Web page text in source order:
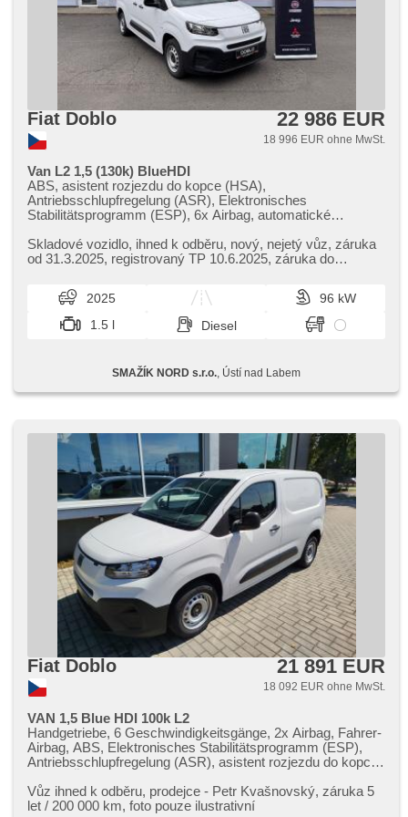
Fiat Doblo 22 986 EUR
18 996 EUR ohne MwSt.
Van L2 1,5 (130k) BlueHDI
ABS, asistent rozjezdu do kopce (HSA),
Antriebsschlupfregelung (ASR), Elektronisches
Stabilitätsprogramm (ESP), 6x Airbag, automatické
Funkfernbedienung, Zentralverriegelung, täglich Leuchten,
digitální přístrojový štít, Lenkrad einstellbar, El.
Wegfahrsperre, Klimaanlage, 6 Geschwindigkeitsgänge,
Handgetriebe, Notbremsung (PEBS), Bordcomputer,
Servolenkung, Außenthermometer, USB, Lichtsensor,
Reifendrucksensor, Uhr Spur, Tempomat, Android Auto,
Skladové vozidlo,​ ihned k odběru,​ nový,​ nejetý vůz,​ záruka
od 31.3.2025,​ registrovaný TP 10.6.2025,​ záruka do
2025
96 kW
1.5 l
Diesel
SMAŽÍK NORD s.r.o. , Ústí nad Labem
Fiat Doblo 21 891 EUR
18 092 EUR ohne MwSt.
VAN 1,5 Blue HDI 100k L2
Handgetriebe, 6 Geschwindigkeitsgänge, 2x Airbag, Fahrer-
Airbag, ABS, Elektronisches Stabilitätsprogramm (ESP),
Antriebsschlupfregelung (ASR), asistent rozjezdu do kopce
Servolenkung, Klimaanlage, Tempomat, täglich Leuchten,
erfüllt 'EURO VI', Bordcomputer, digitální přístrojový štít,
Vůz ihned k odběru,​ prodejce ​- Petr Kvašnovský,​ záruka 5
let / 200 000 km,​ foto pouze ilustrativní